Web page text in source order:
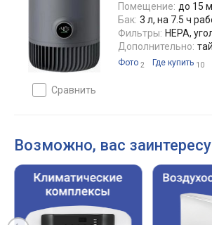
сравнить
Помещение: до 15
Бак: 3 л, на 7.5 ч
Фильтры: HEPA,
Дополнительно:
Фото 2 Где купить 10
Возможно, вас